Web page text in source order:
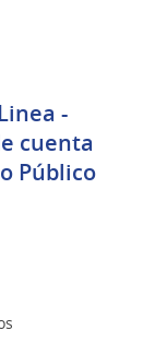
-
cuenta
Público